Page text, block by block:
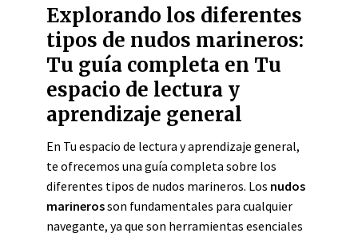
Explorando los diferentes
tipos de nudos marineros:
Tu guía completa en Tu
espacio de lectura y
aprendizaje general
En Tu espacio de lectura y aprendizaje general,
te ofrecemos una guía completa sobre los
diferentes tipos de nudos marineros. Los nudos
marinerosson fundamentales para cualquier
navegante, ya que son herramientas esenciales